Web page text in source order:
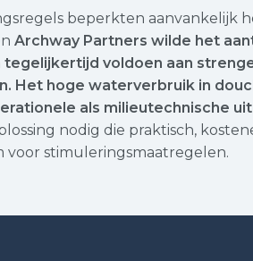
beperkten aanvankelijk
Archway Partners wilde het
tegelijkertijd voldoen aan
Het hoge waterverbruik in
als milieutechnische
nodig die praktisch,
voor stimuleringsmaatregelen.